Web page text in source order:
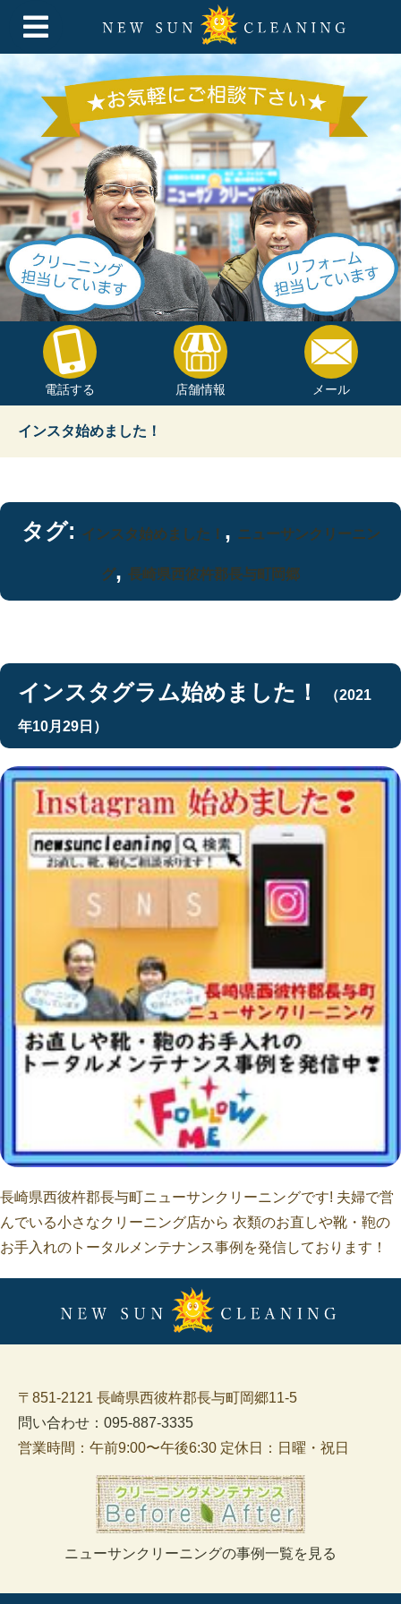
電話する 店舗情報 メール
インスタ始めました！
タグ: インスタ始めました！ , ニューサンクリーニン
グ, 長崎県西彼杵郡長与町岡郷
インスタグラム始めました！ （2021
年10月29日）
長崎県西彼杵郡長与町ニューサンクリーニングです! 夫婦で営
んでいる小さなクリーニング店から 衣類のお直しや靴・鞄の
お手入れのトータルメンテナンス事例を発信しております！
〒851-2121 長崎県西彼杵郡長与町岡郷11-5
問い合わせ：095-887-3335
営業時間：午前9:00〜午後6:30 定休日：日曜・祝日
ニューサンクリーニングの事例一覧を見る